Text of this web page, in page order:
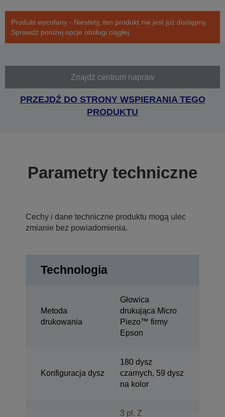
Produkt wycofany - Niestety, ten produkt nie jest już dostępny.
Sprawdź poniżej opcje obsługi ciągłej.
Znajdź centrum napraw
PRZEJDŹ DO STRONY WSPIERANIA TEGO
PRODUKTU
Parametry techniczne
Cechy i dane techniczne produktu mogą ulec
zmianie bez powiadomienia.
Technologia
Metoda
drukowania
Głowica
drukująca Micro
Piezo™ firmy
Epson
Konfiguracja dysz
180 dysz
czarnych, 59 dysz
na kolor
3 pl, Z